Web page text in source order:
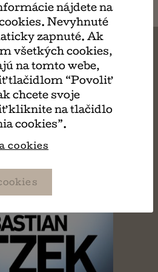
VÁM TIEŽ
nájdete na
Nevyhnuté
zapnuté. Ak
všetkých cookies,
na tomto webe,
tlačidlom “Povoliť
chcete svoje
kliknite na tlačidlo
cookies”.
cookies